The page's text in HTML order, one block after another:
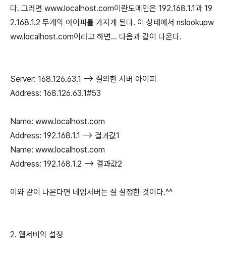
다. 그러면 www.localhost.com이란도메인은 192.168.1.1과 19
2.168.1.2 두개의 아이피를 가지게 된다. 이 상태에서 nslookupw
ww.localhost.com이라고 하면... 다음과 같이 나온다.
Server: 168.126.63.1 --> 질의한 서버 아이피
Address: 168.126.63.1#53
Name: www.localhost.com
Address: 192.168.1.1 --> 결과값1
Name: www.localhost.com
Address: 192.168.1.2 --> 결과값2
이와 같이 나온다면 네임서버는 잘 설정한 것이다.^^
2. 웹서버의 설정